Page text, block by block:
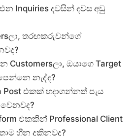
Inquiries දවසින් දවස අඩු
තරඟකරුවන්ගේ
Customersලා, ඔයාගෙ Target
නැද්ද?
Post එකක් හදාගන්නත් පැය
එකකින් Professional Client
හීන දකිනවද?